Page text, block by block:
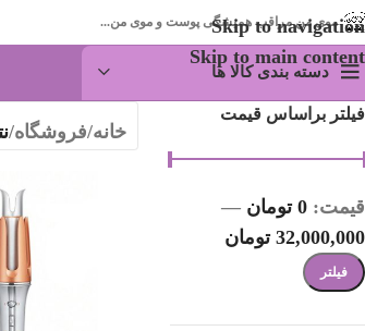
Skip to navigation
Skip to main content
موی من مراقب همیشگی پوست و موی من...
دسته بندی کالا ها
فیلتر براساس قیمت
فیلتر
قیمت: 0 تومان
—
32,000,000 تومان
خانه/فروشگاه/